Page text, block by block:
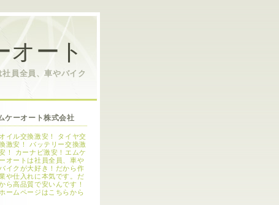
ート
員全員、車やバイク
ケーオート株式会社
オイル交換激安！ タイヤ交
激安！ バッテリー交換激
！ カーナビ激安！エムケ
ーオートは社員全員、車や
バイクが大好き！だから作
や仕入れに本気です。だ
ら高品質で安いんです！
ホームページはこちらから